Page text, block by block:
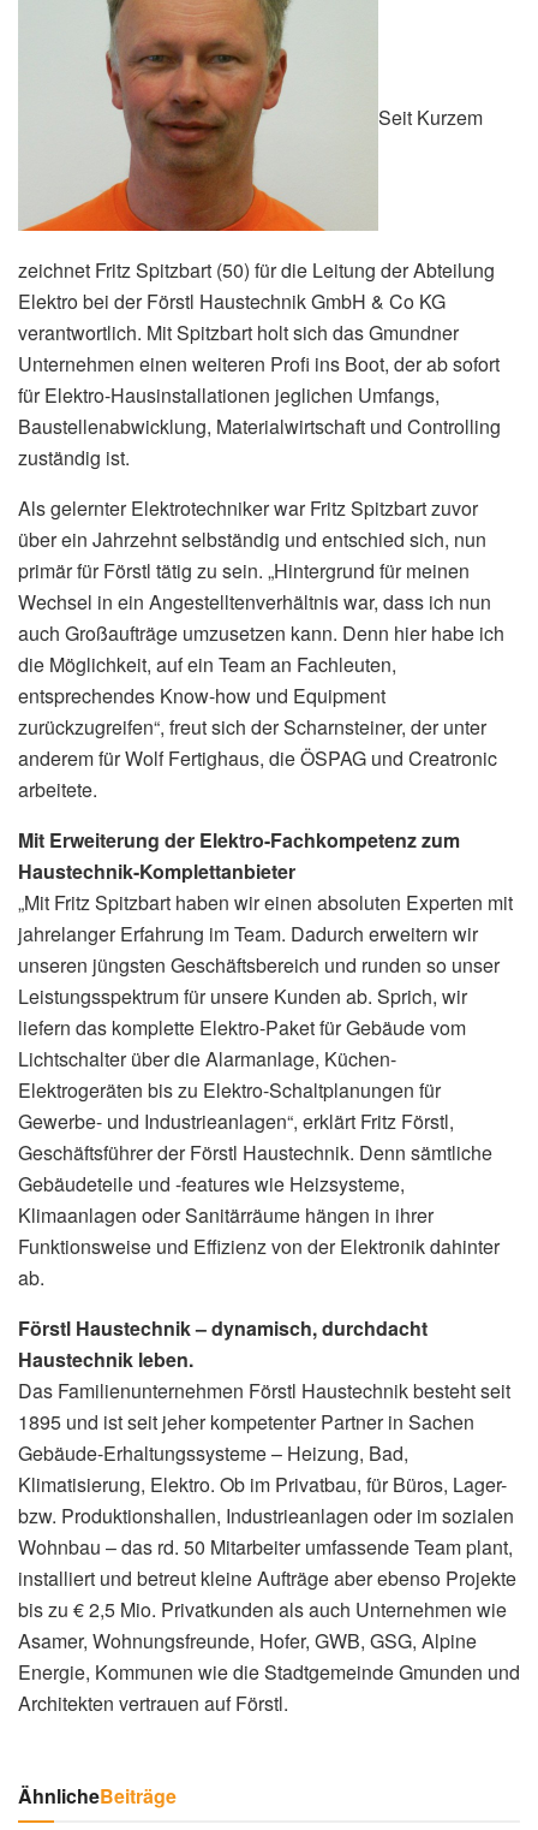
Seit Kurzem
zeichnet Fritz Spitzbart (50) für die Leitung der Abteilung
Elektro bei der Förstl Haustechnik GmbH & Co KG
verantwortlich. Mit Spitzbart holt sich das Gmundner
Unternehmen einen weiteren Profi ins Boot, der ab sofort
für Elektro-Hausinstallationen jeglichen Umfangs,
Baustellenabwicklung, Materialwirtschaft und Controlling
zuständig ist.
Als gelernter Elektrotechniker war Fritz Spitzbart zuvor
über ein Jahrzehnt selbständig und entschied sich, nun
primär für Förstl tätig zu sein. „Hintergrund für meinen
Wechsel in ein Angestelltenverhältnis war, dass ich nun
auch Großaufträge umzusetzen kann. Denn hier habe ich
die Möglichkeit, auf ein Team an Fachleuten,
entsprechendes Know-how und Equipment
zurückzugreifen“, freut sich der Scharnsteiner, der unter
anderem für Wolf Fertighaus, die ÖSPAG und Creatronic
arbeitete.
Mit Erweiterung der Elektro-Fachkompetenz zum
Haustechnik-Komplettanbieter
„Mit Fritz Spitzbart haben wir einen absoluten Experten mit
jahrelanger Erfahrung im Team. Dadurch erweitern wir
unseren jüngsten Geschäftsbereich und runden so unser
Leistungsspektrum für unsere Kunden ab. Sprich, wir
liefern das komplette Elektro-Paket für Gebäude vom
Lichtschalter über die Alarmanlage, Küchen-
Elektrogeräten bis zu Elektro-Schaltplanungen für
Gewerbe- und Industrieanlagen“, erklärt Fritz Förstl,
Geschäftsführer der Förstl Haustechnik. Denn sämtliche
Gebäudeteile und -features wie Heizsysteme,
Klimaanlagen oder Sanitärräume hängen in ihrer
Funktionsweise und Effizienz von der Elektronik dahinter
ab.
Förstl Haustechnik – dynamisch, durchdacht
Haustechnik leben.
Das Familienunternehmen Förstl Haustechnik besteht seit
1895 und ist seit jeher kompetenter Partner in Sachen
Gebäude-Erhaltungssysteme – Heizung, Bad,
Klimatisierung, Elektro. Ob im Privatbau, für Büros, Lager-
bzw. Produktionshallen, Industrieanlagen oder im sozialen
Wohnbau – das rd. 50 Mitarbeiter umfassende Team plant,
installiert und betreut kleine Aufträge aber ebenso Projekte
bis zu € 2,5 Mio. Privatkunden als auch Unternehmen wie
Asamer, Wohnungsfreunde, Hofer, GWB, GSG, Alpine
Energie, Kommunen wie die Stadtgemeinde Gmunden und
Architekten vertrauen auf Förstl.
ÄhnlicheBeiträge